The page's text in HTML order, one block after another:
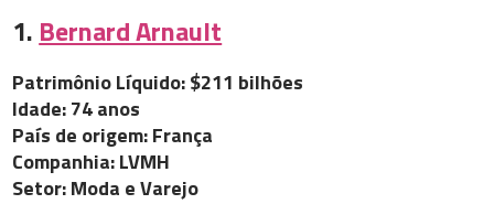
1. Bernard Arnault
Patrimônio Líquido: $211 bilhões
Idade: 74 anos
País de origem: França
Companhia: LVMH
Setor: Moda e Varejo